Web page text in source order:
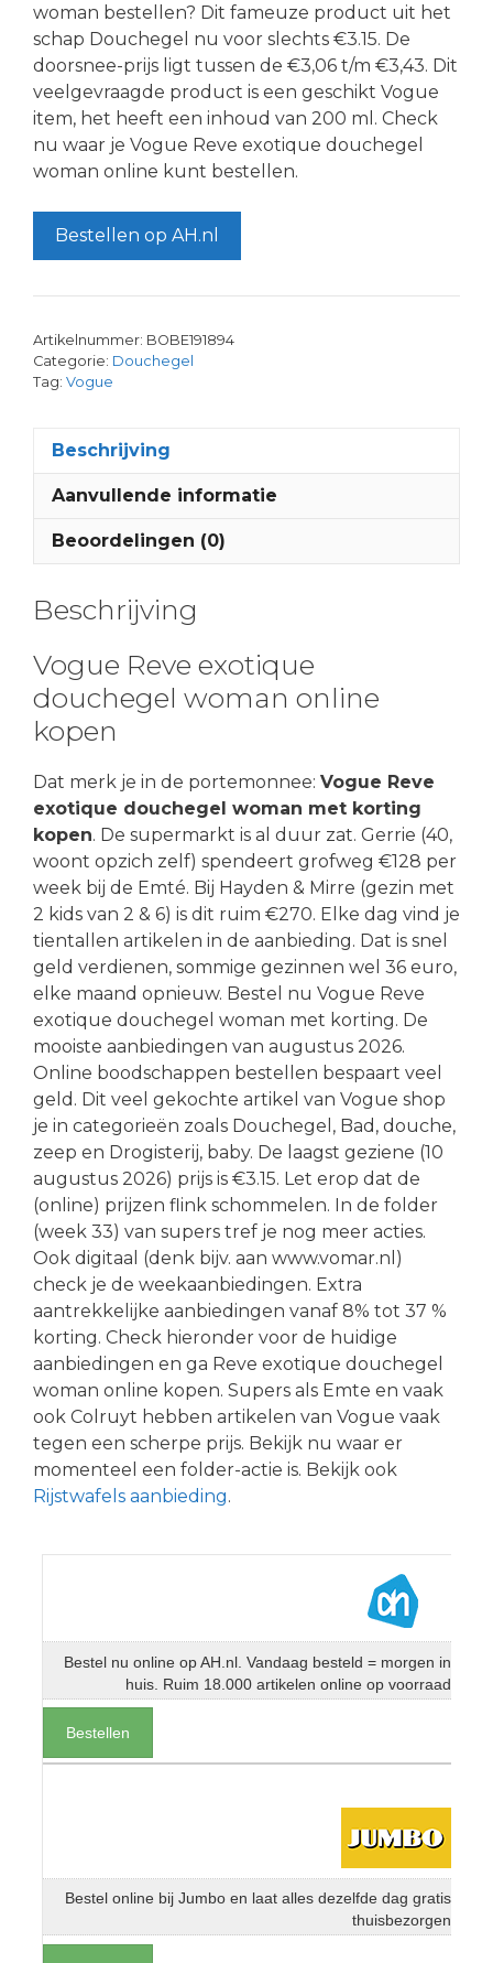
woman bestellen? Dit fameuze product uit het
schap Douchegel nu voor slechts €3.15. De
doorsnee-prijs ligt tussen de €3,06 t/m €3,43. Dit
veelgevraagde product is een geschikt Vogue
item, het heeft een inhoud van 200 ml. Check
nu waar je Vogue Reve exotique douchegel
woman online kunt bestellen.
Bestellen op AH.nl
Artikelnummer: BOBE191894
Categorie: Douchegel
Tag: Vogue
Beschrijving
Aanvullende informatie
Beoordelingen (0)
Beschrijving
Vogue Reve exotique
douchegel woman online
kopen
Dat merk je in de portemonnee: Vogue Reve
exotique douchegel woman met korting
kopen. De supermarkt is al duur zat. Gerrie (40,
woont opzich zelf) spendeert grofweg €128 per
week bij de Emté. Bij Hayden & Mirre (gezin met
2 kids van 2 & 6) is dit ruim €270. Elke dag vind je
tientallen artikelen in de aanbieding. Dat is snel
geld verdienen, sommige gezinnen wel 36 euro,
elke maand opnieuw. Bestel nu Vogue Reve
exotique douchegel woman met korting. De
mooiste aanbiedingen van augustus 2026.
Online boodschappen bestellen bespaart veel
geld. Dit veel gekochte artikel van Vogue shop
je in categorieën zoals Douchegel, Bad, douche,
zeep en Drogisterij, baby. De laagst geziene (10
augustus 2026) prijs is €3.15. Let erop dat de
(online) prijzen flink schommelen. In de folder
(week 33) van supers tref je nog meer acties.
Ook digitaal (denk bijv. aan www.vomar.nl)
check je de weekaanbiedingen. Extra
aantrekkelijke aanbiedingen vanaf 8% tot 37 %
korting. Check hieronder voor de huidige
aanbiedingen en ga Reve exotique douchegel
woman online kopen. Supers als Emte en vaak
ook Colruyt hebben artikelen van Vogue vaak
tegen een scherpe prijs. Bekijk nu waar er
momenteel een folder-actie is. Bekijk ook
Rijstwafels aanbieding.
Bestel nu online op AH.nl. Vandaag besteld = morgen in
huis. Ruim 18.000 artikelen online op voorraad
Bestellen
Bestel online bij Jumbo en laat alles dezelfde dag gratis
thuisbezorgen